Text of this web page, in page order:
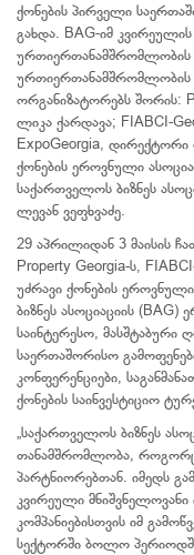
ქონების პირველი
გახდა. BAG-იმ
ურთიერთანამშრომლობის
ურთიერთანამშრომლობის
ორგანიზატორებს შორის:
ლიკა ქარდავა; FIABCI-
ExpoGeorgia, დირექტორი
ქონების ეროვნული
საქართველოს ბიზნეს
ლევან ვეფხვაძე.
29 აპრილიდან 3 მაისის
Property Georgia-ს,
უძრავი ქონების
ბიზნეს ასოციაციის
საინტერესო, მასშტაბური
საერთაშორისო
კონფერენციები,
ქონების საინვესტიციო
„საქართველოს ბიზნეს
თანამშრომლობა, როგორც
პარტნიორებთან. იმედს
კვირეული მნიშვნელოვანი
კომპანიებისთვის იმ
სექტორში ბოლო პერიოდში